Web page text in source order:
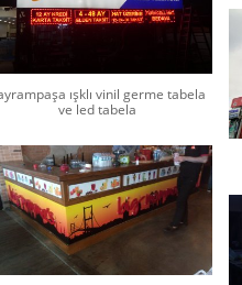
ışklı vinil germe tabela
ve led tabela